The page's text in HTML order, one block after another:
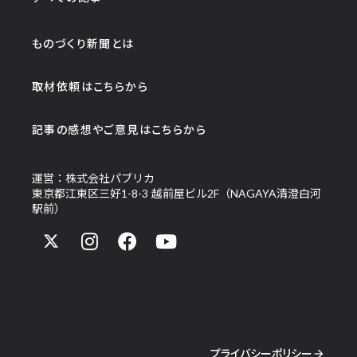
ものづくり新聞とは
取材依頼はこちらから
記事の感想やご意見はこちらから
運営：株式会社パブリカ
東京都江東区三好1-8-3 越前屋ビル2F（NAGAYA清澄白河
駅前）
プライバシーポリシーarrow_forward